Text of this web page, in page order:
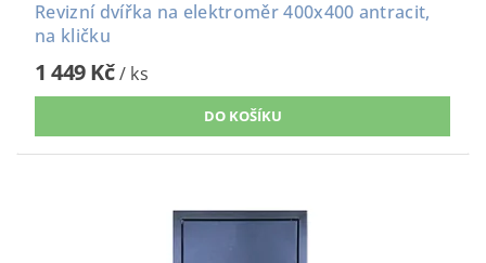
Revizní dvířka na elektroměr 400x400 antracit,
na kličku
1 449 Kč/ ks